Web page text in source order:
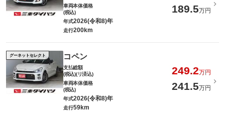
車両本体価格
(税込)
189.5万円
年式2026(令和8)年
走行200km
グーネットセレクト コペン
支払総額
(税込)(リ済込)
249.2万円
車両本体価格
(税込)
241.5万円
年式2026(令和8)年
走行59km